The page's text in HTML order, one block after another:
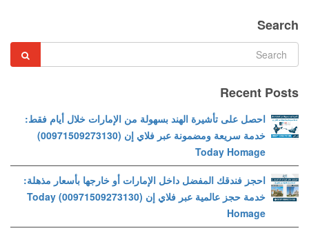
Search
Recent Posts
احصل على تأشيرة الهند بسهولة من الإمارات خلال أيام فقط:
خدمة سريعة ومضمونة عبر فلاي إن (00971509273130)
Today Homage
احجز فندقك المفضل داخل الإمارات أو خارجها بأسعار مذهلة:
خدمة حجز عالمية عبر فلاي إن (00971509273130) Today
Homage